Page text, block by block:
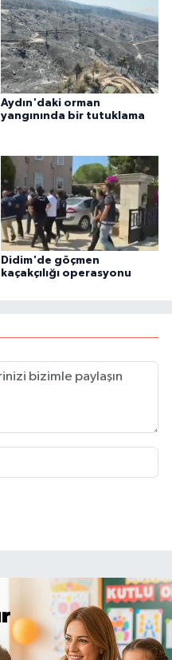
Aydın'daki orman
yangınında bir tutuklama
Didim'de göçmen
kaçakçılığı operasyonu